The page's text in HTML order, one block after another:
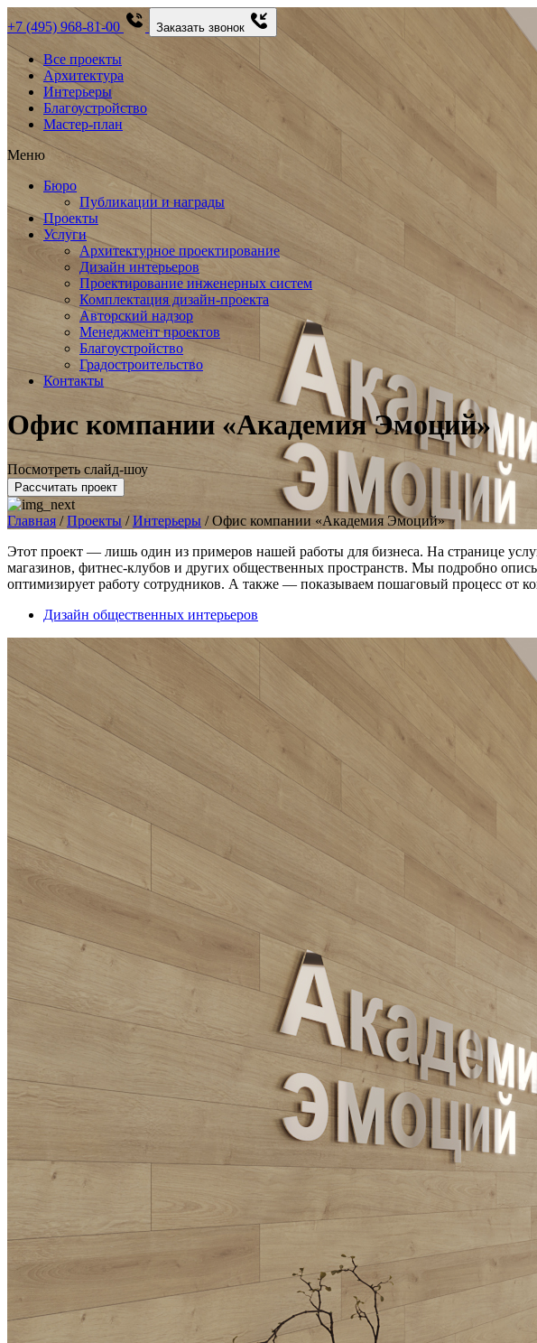
+7 (495) 968-81-00 Заказать звонок
Все проекты
Архитектура
Интерьеры
Благоустройство
Мастер-план
Меню
Бюро
Публикации и награды
Проекты
Услуги
Архитектурное проектирование
Дизайн интерьеров
Проектирование инженерных систем
Комплектация дизайн-проекта
Авторский надзор
Менеджмент проектов
Благоустройство
Градостроительство
Контакты
Офис компании «Академия Эмоций»
Посмотреть слайд-шоу
Рассчитать проект
Главная /Проекты /Интерьеры /Офис компании «Академия Эмоций»
Этот проект — лишь один из примеров нашей работы для бизнеса. На странице
магазинов, фитнес-клубов и других общественных пространств. Мы подробно
оптимизирует работу сотрудников. А также — показываем пошаговый процесс от
Дизайн общественных интерьеров